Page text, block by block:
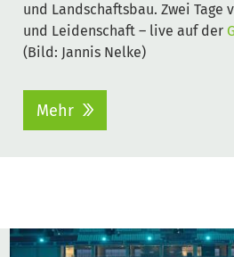
und Landschaftsbau. Zwei Tage
und Leidenschaft – live auf der
(Bild: Jannis Nelke)
Mehr